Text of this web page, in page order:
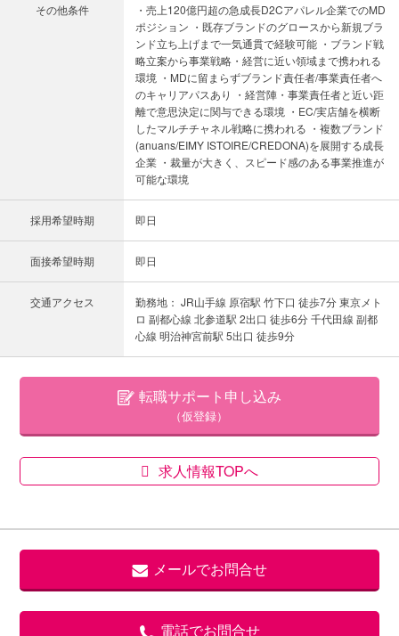
その他条件
・売上120億円超の急成長D2Cアパレル企業でのMD
ポジション ・既存ブランドのグロースから新規ブラ
ンド立ち上げまで一気通貫で経験可能 ・ブランド戦
略立案から事業戦略・経営に近い領域まで携われる
環境 ・MDに留まらずブランド責任者/事業責任者へ
のキャリアパスあり ・経営陣・事業責任者と近い距
離で意思決定に関与できる環境 ・EC/実店舗を横断
したマルチチャネル戦略に携われる ・複数ブランド
(anuans/EIMY ISTOIRE/CREDONA)を展開する成長
企業 ・裁量が大きく、スピード感のある事業推進が
可能な環境
採用希望時期 即日
面接希望時期 即日
交通アクセス
勤務地： JR山手線 原宿駅 竹下口 徒歩7分 東京メト
ロ 副都心線 北参道駅 2出口 徒歩6分 千代田線 副都
心線 明治神宮前駅 5出口 徒歩9分
転職サポート申し込み
（仮登録）
求人情報TOPへ
メールでお問合せ
電話でお問合せ